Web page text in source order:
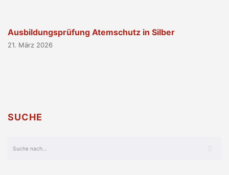
Ausbildungsprüfung Atemschutz in Silber
21. März 2026
SUCHE